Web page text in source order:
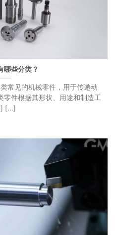
哪些分类？
常见的机械零件，用于传递动
零件根据其形状、用途和制造工
[...]